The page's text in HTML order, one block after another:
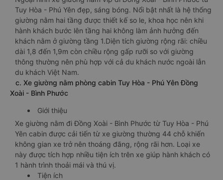
Tuy Hòa - Phú Yên đẹp, sáng bóng. Nổi bật nhất là hệ thống
giường nằm hai tầng được thiết kế so le, khoa học nên khi
hành khách bước lên tầng hai không làm ảnh hưởng đến
khách nằm ở giường tầng 1.Diện tích giường rộng rãi: chiều
dài 1,8 đến 1,9m còn chiều rộng gấp rưỡi so với giường
thông thường nên phù hợp với cả du khách nước ngoài lẫn
du khách Việt Nam.
c. Xe giường nằm phòng cabin Tuy Hòa - Phú Yên Đồng
Xoài - Bình Phước
Giới thiệu
Xe giường nằm đi Đồng Xoài - Bình Phước từ Tuy Hòa - Phú
Yên cabin được cải tiến từ xe giường thường 44 chỗ khiến
không gian xe trở nên thoáng đãng, rộng rãi hơn. Loại xe
này được tích hợp nhiều tiện ích trên xe giúp hành khách có
1 hành trình thoải mái và thú vị.
Tiện ích